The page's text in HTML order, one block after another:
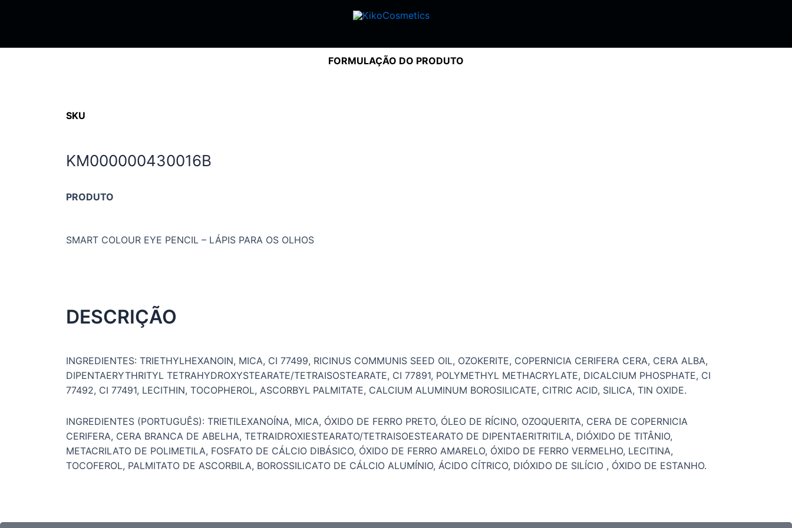
FORMULAÇÃO DO PRODUTO
SKU
KM000000430016B
PRODUTO
SMART COLOUR EYE PENCIL – LÁPIS PARA OS OLHOS
DESCRIÇÃO
INGREDIENTES: TRIETHYLHEXANOIN, MICA, CI 77499, RICINUS COMMUNIS SEED OIL, OZOKERITE, COPERNICIA CERIFERA CERA, CERA ALBA,
DIPENTAERYTHRITYL TETRAHYDROXYSTEARATE/TETRAISOSTEARATE, CI 77891, POLYMETHYL METHACRYLATE, DICALCIUM PHOSPHATE, CI
77492, CI 77491, LECITHIN, TOCOPHEROL, ASCORBYL PALMITATE, CALCIUM ALUMINUM BOROSILICATE, CITRIC ACID, SILICA, TIN OXIDE.
INGREDIENTES (PORTUGUÊS): TRIETILEXANOÍNA, MICA, ÓXIDO DE FERRO PRETO, ÓLEO DE RÍCINO, OZOQUERITA, CERA DE COPERNICIA
CERIFERA, CERA BRANCA DE ABELHA, TETRAIDROXIESTEARATO/TETRAISOESTEARATO DE DIPENTAERITRITILA, DIÓXIDO DE TITÂNIO,
METACRILATO DE POLIMETILA, FOSFATO DE CÁLCIO DIBÁSICO, ÓXIDO DE FERRO AMARELO, ÓXIDO DE FERRO VERMELHO, LECITINA,
TOCOFEROL, PALMITATO DE ASCORBILA, BOROSSILICATO DE CÁLCIO ALUMÍNIO, ÁCIDO CÍTRICO, DIÓXIDO DE SILÍCIO , ÓXIDO DE ESTANHO.